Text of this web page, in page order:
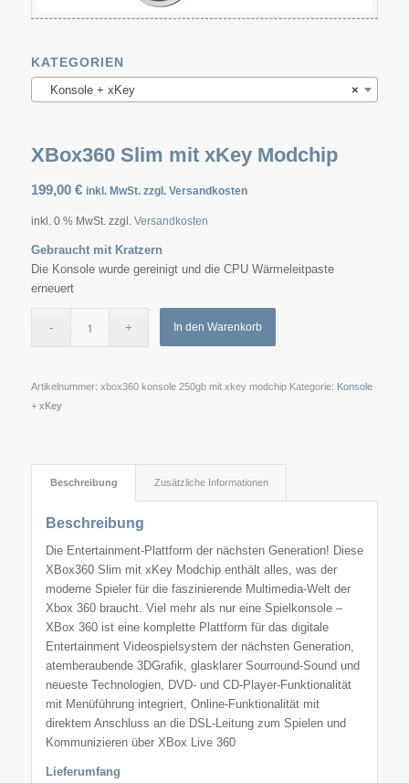
KATEGORIEN
×
Konsole + xKey
XBox360 Slim mit xKey Modchip
199,00 € inkl. MwSt. zzgl. Versandkosten
inkl. 0 % MwSt. zzgl. Versandkosten
Gebraucht mit Kratzern
Die Konsole wurde gereinigt und die CPU Wärmeleitpaste
erneuert
In den Warenkorb
Artikelnummer: xbox360 konsole 250gb mit xkey modchip Kategorie: Konsole
+ xKey
Beschreibung Zusätzliche Informationen
Beschreibung
Die Entertainment-Plattform der nächsten Generation! Diese
XBox360 Slim mit xKey Modchip enthält alles, was der
moderne Spieler für die faszinierende Multimedia-Welt der
Xbox 360 braucht. Viel mehr als nur eine Spielkonsole –
XBox 360 ist eine komplette Plattform für das digitale
Entertainment Videospielsystem der nächsten Generation,
atemberaubende 3DGrafik, glasklarer Sourround-Sound und
neueste Technologien, DVD- und CD-Player-Funktionalität
mit Menüführung integriert, Online-Funktionalität mit
direktem Anschluss an die DSL-Leitung zum Spielen und
Kommunizieren über XBox Live 360
Lieferumfang